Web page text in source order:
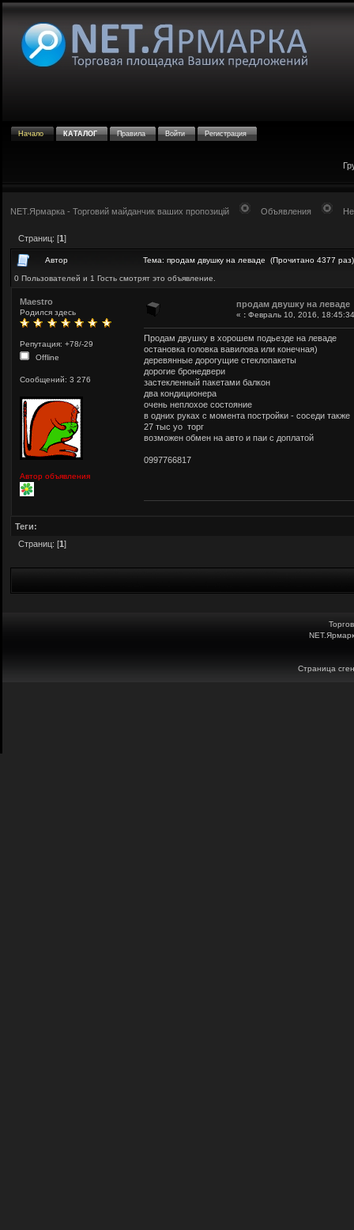
Начало КАТАЛОГ Правила Войти Регистрация
NET.Ярмарка - Торговий майданчик ваших пропозицій Объявления
Страниц: [1]
Автор Тема: продам двушку на леваде (Прочитано 4377 раз)
0 Пользователей и 1 Гость смотрят это объявление.
Maestro
Родился здесь
Репутация: +78/-29
Offline
Сообщений: 3 276
Автор объявления
продам двушку на леваде
« : Февраль 10, 2016,
Продам двушку в хорошем подьезде на леваде
остановка головка вавилова или конечная)
деревянные дорогущие стеклопакеты
дорогие бронедвери
застекленный пакетами балкон
два кондиционера
очень неплохое состояние
в одних руках с момента постройки - соседи также
27 тыс уо торг
возможен обмен на авто и паи с доплатой
0997766817
Теги:
Страниц: [1]
Страница